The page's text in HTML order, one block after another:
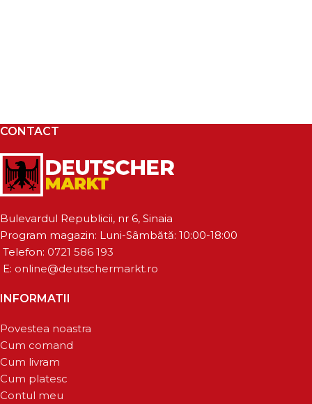
CONTACT
Bulevardul Republicii, nr 6, Sinaia
Program magazin: Luni-Sâmbătă: 10:00-18:00
Telefon: 0721 586 193
E: online@deutschermarkt.ro
INFORMATII
Povestea noastra
Cum comand
Cum livram
Cum platesc
Contul meu